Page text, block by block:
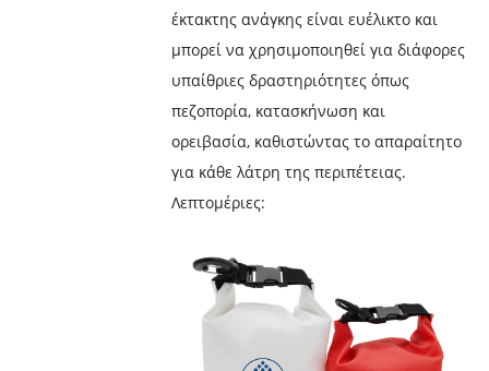
έκτακτης ανάγκης είναι ευέλικτο και
μπορεί να χρησιμοποιηθεί για διάφορες
υπαίθριες δραστηριότητες όπως
πεζοπορία, κατασκήνωση και
ορειβασία, καθιστώντας το απαραίτητο
για κάθε λάτρη της περιπέτειας.
Λεπτομέριες: